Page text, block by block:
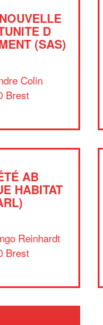
D
(SAS)
Colin
Brest
AB
HABITAT
Reinhardt
Brest